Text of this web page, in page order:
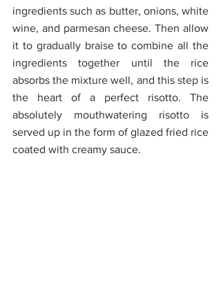
ingredients such as butter, onions, white
wine, and parmesan cheese. Then allow
it to gradually braise to combine all the
ingredients together until the rice
absorbs the mixture well, and this step is
the heart of a perfect risotto. The
absolutely mouthwatering risotto is
served up in the form of glazed fried rice
coated with creamy sauce.